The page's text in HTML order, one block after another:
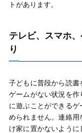
トがあります。
テレビ、スマホ
り
子どもに普段から読書
ゲームがない状況を
に遊ぶことができる
められません。連絡
け家に置かないよう